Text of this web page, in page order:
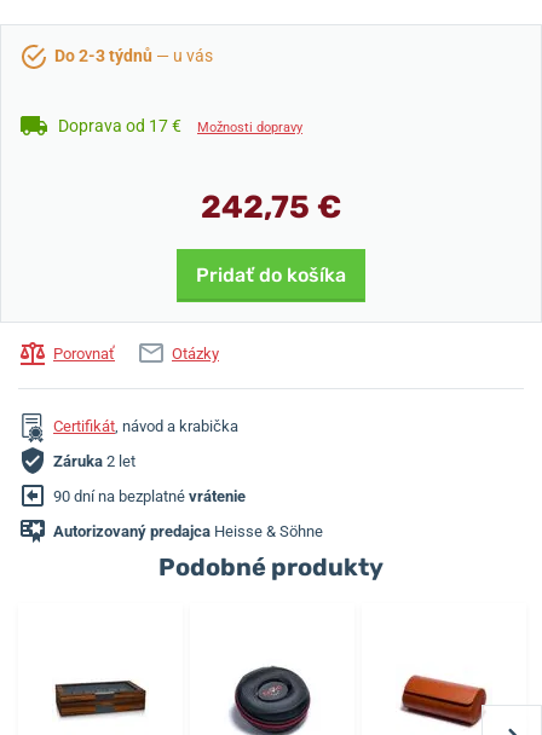
Do 2-3 týdnů — u vás
Doprava od 17 € Možnosti dopravy
242,75 €
Pridať do košíka
Porovnať Otázky
Certifikát, návod a krabička
Záruka 2 let
90 dní na bezplatné vrátenie
Autorizovaný predajca Heisse & Söhne
Podobné produkty